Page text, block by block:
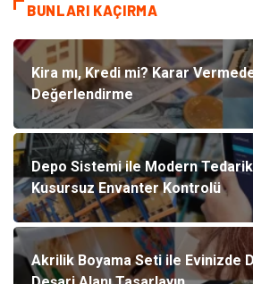
BUNLARI KAÇIRMA
Kira mı, Kredi mi? Karar
Değerlendirme
Depo Sistemi ile Modern
Kusursuz Envanter Kontrolü
Akrilik Boyama Seti ile Evinizde